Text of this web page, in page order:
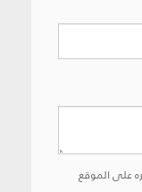
على الموقع